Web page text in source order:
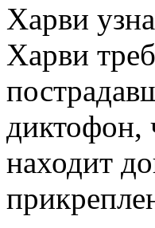
Харви
Харви
диктофон,
находит